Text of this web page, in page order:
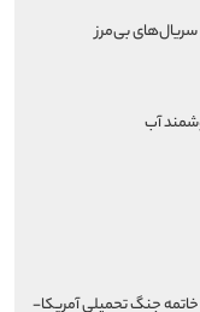
سریال‌های بی‌مرز
آب
خاتمه جنگ تحمیلی آمریکا-